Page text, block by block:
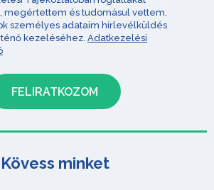
megértettem és tudomásul vettem.
személyes adataim hírlevélküldés
kezeléséhez. Adatkezelési
Kövess minket